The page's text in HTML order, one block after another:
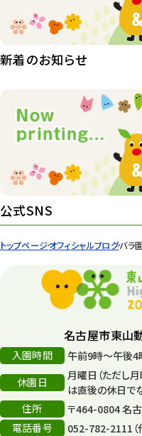
トップページオフィシャルブログバラ
植物たち
植物園長の庭
桜情報
紅葉情報
ズーボ
イベント
平和公園
森のとこやさん
再生
新着のお知らせ
公式SNS
名古屋市東山
入園時間
午前9時～午後4
休園日
月曜日（ただし
は直後の休日で
住所
〒464-0804 名
電話番号
052-782-2111（